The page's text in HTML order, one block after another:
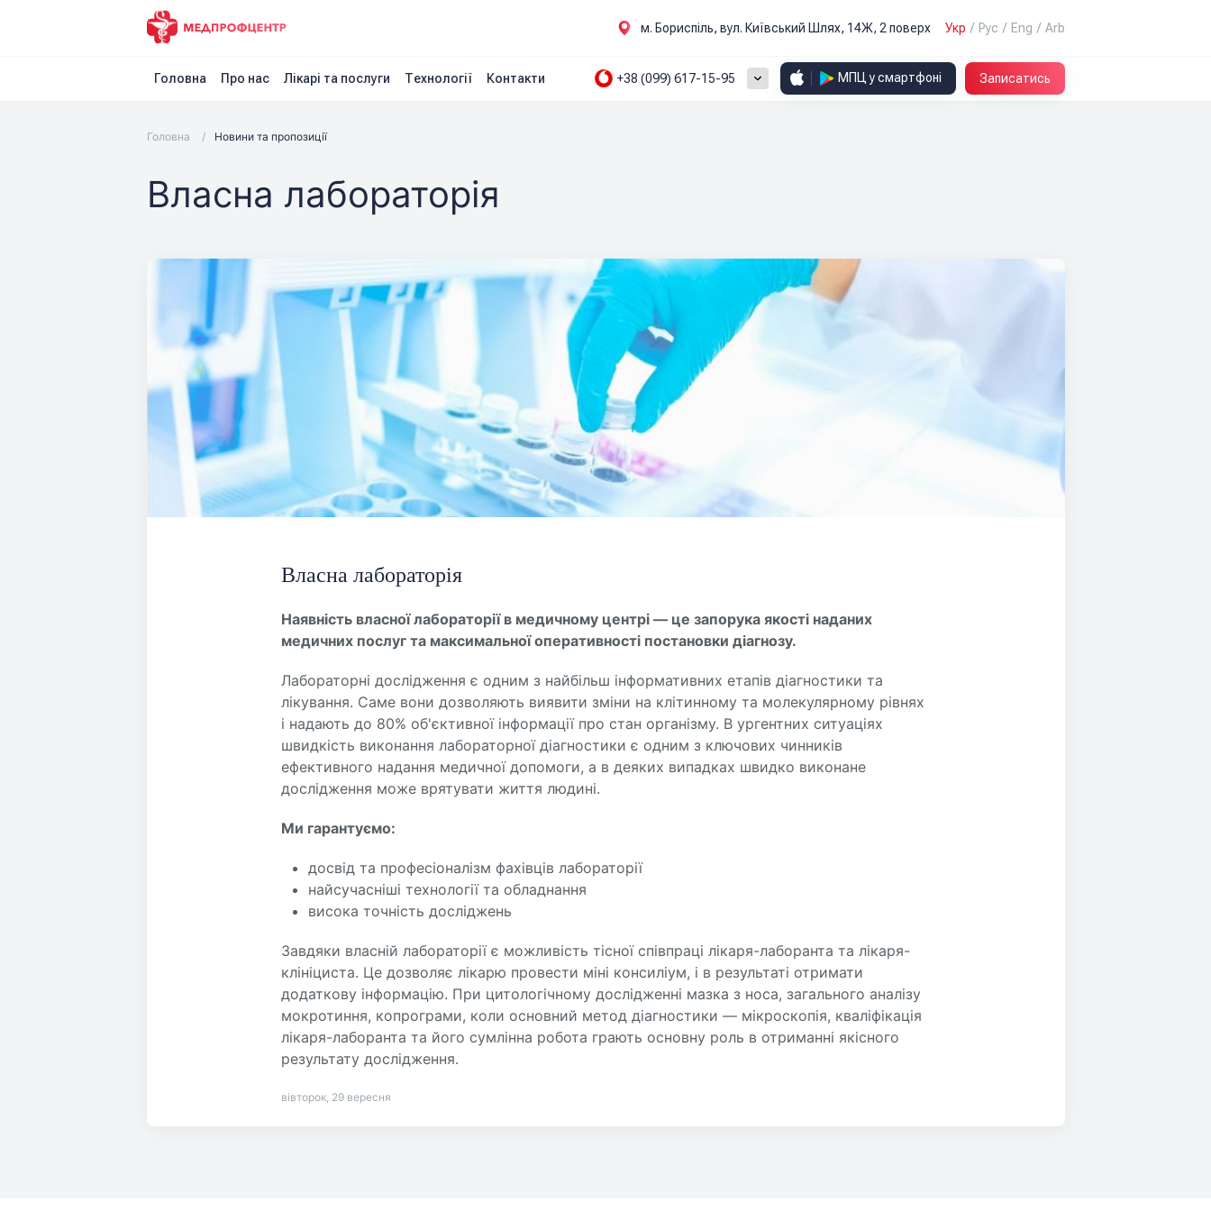
м. Бориспіль, вул. Київський Шлях, 14Ж, 2 поверх Укр / Рус / Eng / Arb
Головна Про нас Лікарі та послуги Технології Контакти +38 (099) 617-15-95 МПЦ у смартфоні Записатись
Головна / Новини та пропозиції
Власна лабораторія
Власна лабораторія
Наявність власної лабораторії в медичному центрі — це запорука якості наданих
медичних послуг та максимальної оперативності постановки діагнозу.
Лабораторні дослідження є одним з найбільш інформативних етапів діагностики та
лікування. Саме вони дозволяють виявити зміни на клітинному та молекулярному рівнях
і надають до 80% об'єктивної інформації про стан організму. В ургентних ситуаціях
швидкість виконання лабораторної діагностики є одним з ключових чинників
ефективного надання медичної допомоги, а в деяких випадках швидко виконане
дослідження може врятувати життя людині.
Ми гарантуємо:
досвід та професіоналізм фахівців лабораторії
найсучасніші технології та обладнання
висока точність досліджень
Завдяки власній лабораторії є можливість тісної співпраці лікаря-лаборанта та лікаря-
клініциста. Це дозволяє лікарю провести міні консиліум, і в результаті отримати
додаткову інформацію. При цитологічному дослідженні мазка з носа, загального аналізу
мокротиння, копрограми, коли основний метод діагностики — мікроскопія, кваліфікація
лікаря-лаборанта та його сумлінна робота грають основну роль в отриманні якісного
результату дослідження.
вівторок, 29 вересня